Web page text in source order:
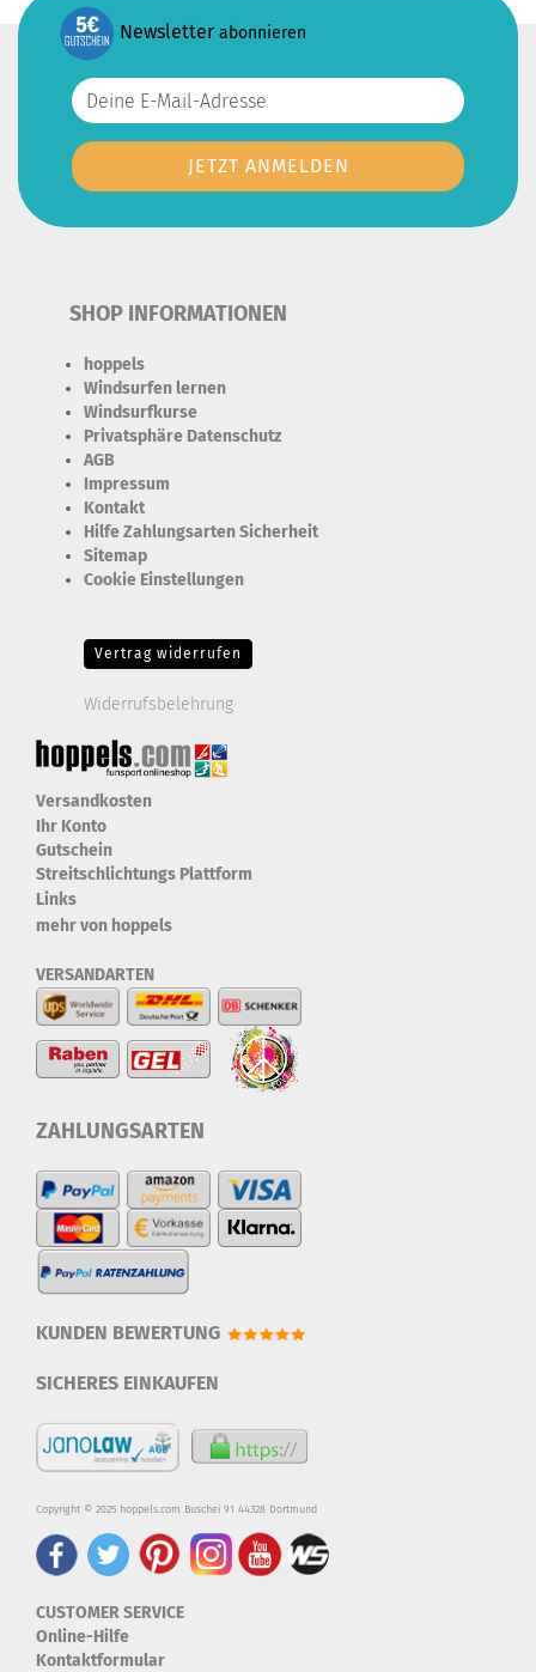
Newsletter abonnieren
SHOP INFORMATIONEN
hoppels
Windsurfen lernen
Windsurfkurse
Privatsphäre Datenschutz
AGB
Impressum
Kontakt
Hilfe Zahlungsarten Sicherheit
Sitemap
Cookie Einstellungen
Vertrag widerrufen
Widerrufsbelehrung
Versandkosten
Ihr Konto
Gutschein
Streitschlichtungs Plattform
Links
mehr von hoppels
VERSANDARTEN
ZAHLUNGSARTEN
KUNDEN BEWERTUNG
SICHERES EINKAUFEN
Copyright © 2025 hoppels.com Buschei 91 44328 Dortmund
CUSTOMER SERVICE
Online-Hilfe
Kontaktformular